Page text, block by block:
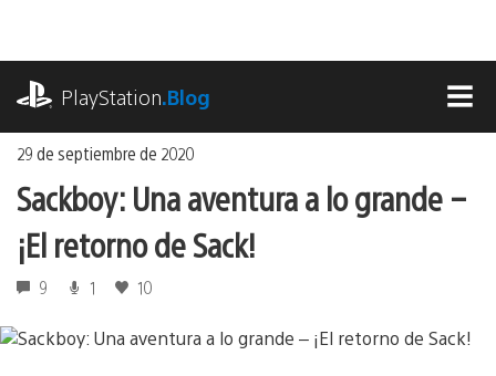
contenido
PlayStation.Blog
29 de septiembre de 2020
Sackboy: Una aventura a lo grande –
¡El retorno de Sack!
9 1 10